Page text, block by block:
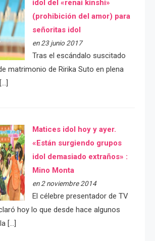
idol del «renai kinshi»
(prohibición del amor) para
señoritas idol
en 23 junio 2017
Tras el escándalo suscitado
matrimonio de Ririka Suto en plena
Matices idol hoy y ayer.
«Están surgiendo grupos
idol demasiado extraños» :
Mino Monta
en 2 noviembre 2014
El célebre presentador de TV
hoy lo que desde hace algunos
[…]